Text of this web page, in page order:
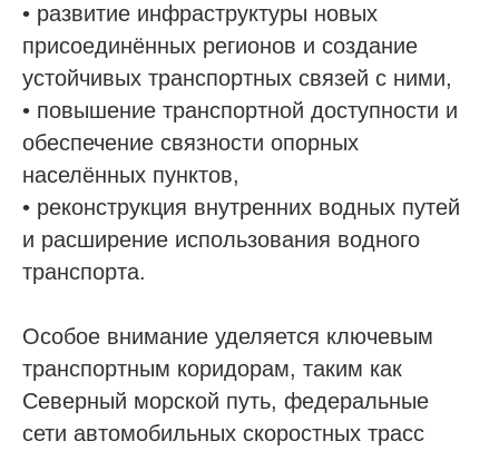
• развитие инфраструктуры новых
присоединённых регионов и создание
устойчивых транспортных связей с ними,
• повышение транспортной доступности и
обеспечение связности опорных
населённых пунктов,
• реконструкция внутренних водных путей
и расширение использования водного
транспорта.
Особое внимание уделяется ключевым
транспортным коридорам, таким как
Северный морской путь, федеральные
сети автомобильных скоростных трасс